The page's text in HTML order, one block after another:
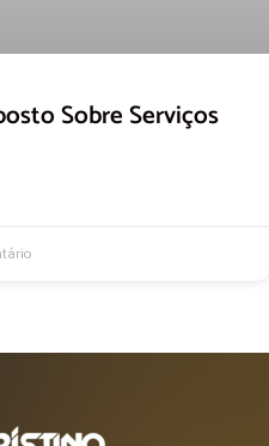
Sobre Serviços